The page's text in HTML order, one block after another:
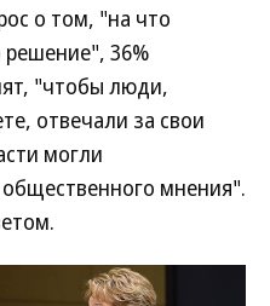
о том, "на что
решение", 36%
"чтобы люди,
отвечали за свои
могли
мнения".